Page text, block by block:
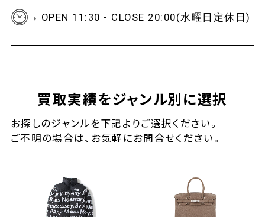
OPEN 11:30 - CLOSE 20:00(水曜日定休日)
買取実績をジャンル別に選択
お探しのジャンルを下記よりご選択ください。
ご不明の場合は、お気軽にお問合せください。